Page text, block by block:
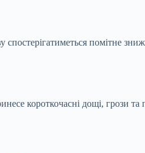
помітне
короткочасні дощі, грози та